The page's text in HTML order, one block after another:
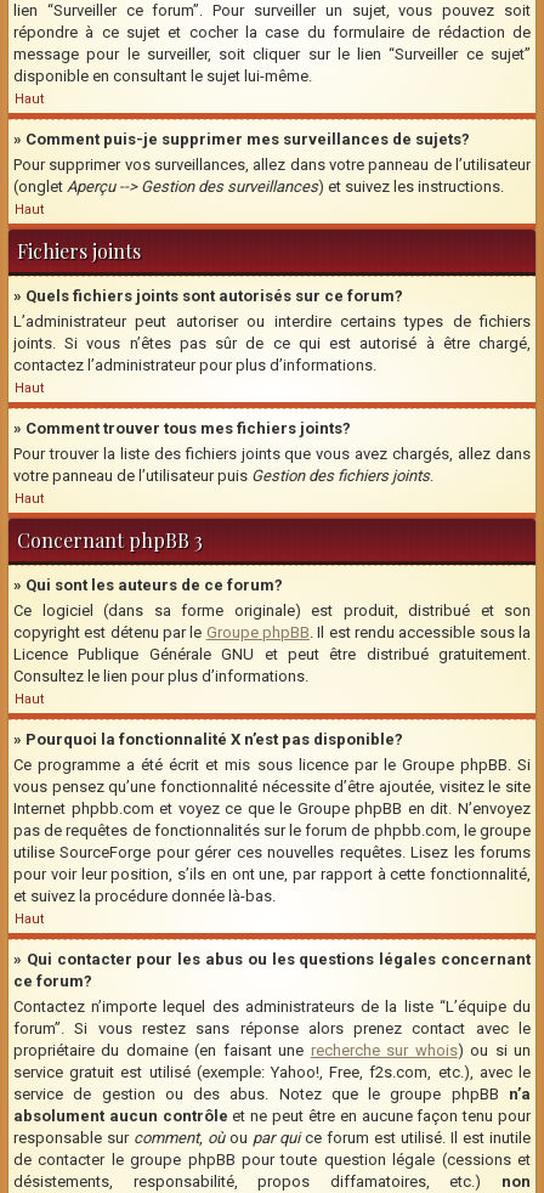
lien “Surveiller ce forum”. Pour surveiller un sujet, vous pouvez soit
répondre à ce sujet et cocher la case du formulaire de rédaction de
message pour le surveiller, soit cliquer sur le lien “Surveiller ce sujet”
disponible en consultant le sujet lui-même.
Haut
» Comment puis-je supprimer mes surveillances de sujets?
Pour supprimer vos surveillances, allez dans votre panneau de l’utilisateur
(onglet Aperçu --> Gestion des surveillances) et suivez les instructions.
Haut
Fichiers joints
» Quels fichiers joints sont autorisés sur ce forum?
L’administrateur peut autoriser ou interdire certains types de fichiers
joints. Si vous n’êtes pas sûr de ce qui est autorisé à être chargé,
contactez l’administrateur pour plus d’informations.
Haut
» Comment trouver tous mes fichiers joints?
Pour trouver la liste des fichiers joints que vous avez chargés, allez dans
votre panneau de l’utilisateur puis Gestion des fichiers joints.
Haut
Concernant phpBB 3
» Qui sont les auteurs de ce forum?
Ce logiciel (dans sa forme originale) est produit, distribué et son
copyright est détenu par le Groupe phpBB. Il est rendu accessible sous la
Licence Publique Générale GNU et peut être distribué gratuitement.
Consultez le lien pour plus d’informations.
Haut
» Pourquoi la fonctionnalité X n’est pas disponible?
Ce programme a été écrit et mis sous licence par le Groupe phpBB. Si
vous pensez qu’une fonctionnalité nécessite d’être ajoutée, visitez le site
Internet phpbb.com et voyez ce que le Groupe phpBB en dit. N’envoyez
pas de requêtes de fonctionnalités sur le forum de phpbb.com, le groupe
utilise SourceForge pour gérer ces nouvelles requêtes. Lisez les forums
pour voir leur position, s’ils en ont une, par rapport à cette fonctionnalité,
et suivez la procédure donnée là-bas.
Haut
» Qui contacter pour les abus ou les questions légales concernant
ce forum?
Contactez n’importe lequel des administrateurs de la liste “L’équipe du
forum”. Si vous restez sans réponse alors prenez contact avec le
propriétaire du domaine (en faisant une recherche sur whois) ou si un
service gratuit est utilisé (exemple: Yahoo!, Free, f2s.com, etc.), avec le
service de gestion ou des abus. Notez que le groupe phpBB n’a
absolument aucun contrôle et ne peut être en aucune façon tenu pour
responsable sur comment, oùou par quice forum est utilisé. Il est inutile
de contacter le groupe phpBB pour toute question légale (cessions et
désistements, responsabilité, propos diffamatoires, etc.) non